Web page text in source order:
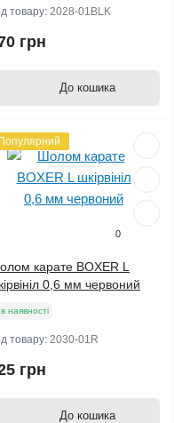
товару: 2028-01BLK
грн
До кошика
Популярний
0
карате BOXER L
0,6 мм червоний
в наявності
товару: 2030-01R
грн
До кошика